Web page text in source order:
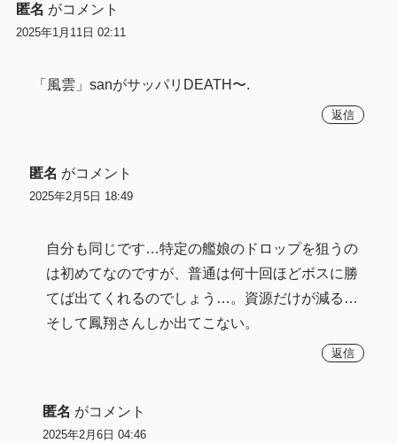
匿名 がコメント
2025年1月11日 02:11
「風雲」sanがサッパリDEATH〜.
返信
匿名 がコメント
2025年2月5日 18:49
自分も同じです…特定の艦娘のドロップを狙うの
は初めてなのですが、普通は何十回ほどボスに勝
てば出てくれるのでしょう…。資源だけが減る…
そして鳳翔さんしか出てこない。
返信
匿名 がコメント
2025年2月6日 04:46